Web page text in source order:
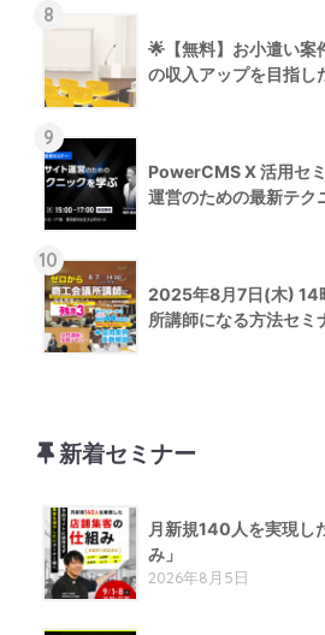
8
🌟【無料】お小遣い案
の収入アップを目指し
9
PowerCMS X 活用セ
運営のための最新テク
10
2025年8月7日(木) 14
所講師になる方法セミ
新着セミナー
月新規140人を実現し
み」
2026年8月5日